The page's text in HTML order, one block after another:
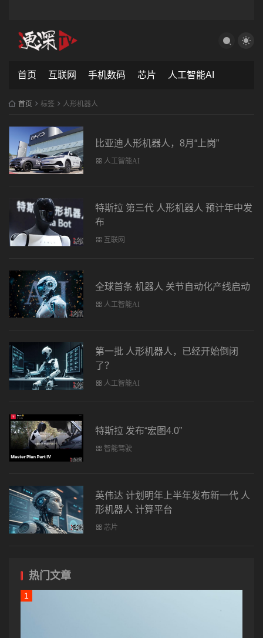
首页 互联网 手机数码 芯片 人工智能AI
首页 标签 人形机器人
比亚迪人形机器人，8月“上岗”
人工智能AI
特斯拉 第三代 人形机器人 预计年中发
布
互联网
全球首条 机器人 关节自动化产线启动
人工智能AI
第一批 人形机器人，已经开始倒闭
了？
人工智能AI
特斯拉 发布“宏图4.0”
智能驾驶
英伟达 计划明年上半年发布新一代 人
形机器人 计算平台
芯片
热门文章